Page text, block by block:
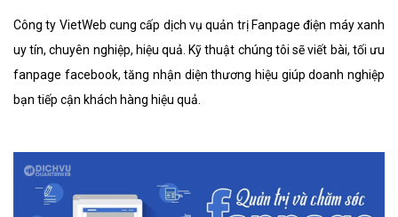
Công ty VietWeb cung cấp dịch vụ quản trị Fanpage điện máy xanh
uy tín, chuyên nghiệp, hiệu quả. Kỹ thuật chúng tôi sẽ viết bài, tối ưu
fanpage facebook, tăng nhận diện thương hiệu giúp doanh nghiệp
bạn tiếp cận khách hàng hiệu quả.